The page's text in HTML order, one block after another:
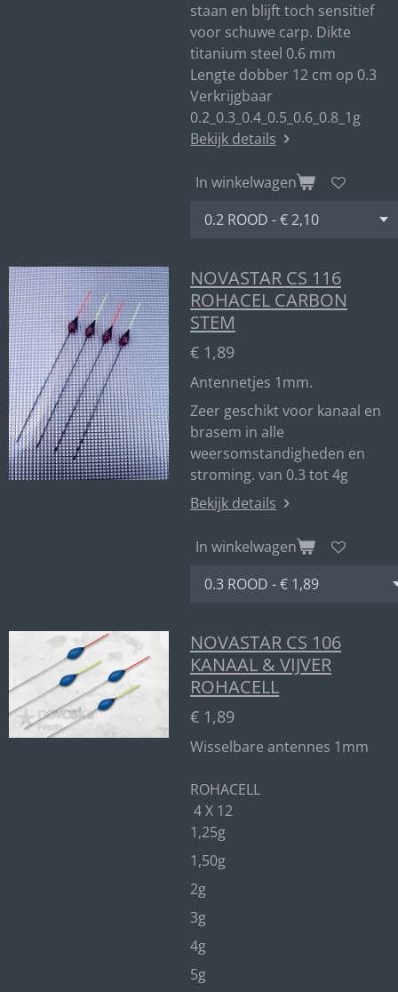
staan en blijft toch sensitief
voor schuwe carp. Dikte
titanium steel 0.6 mm
Lengte dobber 12 cm op 0.3
Verkrijgbaar
0.2_0.3_0.4_0.5_0.6_0.8_1g
Bekijk details
In winkelwagen
NOVASTAR CS 116
ROHACEL CARBON
STEM
€ 1,89
Antennetjes 1mm.
Zeer geschikt voor kanaal en
brasem in alle
weersomstandigheden en
stroming. van 0.3 tot 4g
Bekijk details
In winkelwagen
NOVASTAR CS 106
KANAAL & VIJVER
ROHACELL
€ 1,89
Wisselbare antennes 1mm
ROHACELL
4 X 12
1,25g
1,50g
2g
3g
4g
5g